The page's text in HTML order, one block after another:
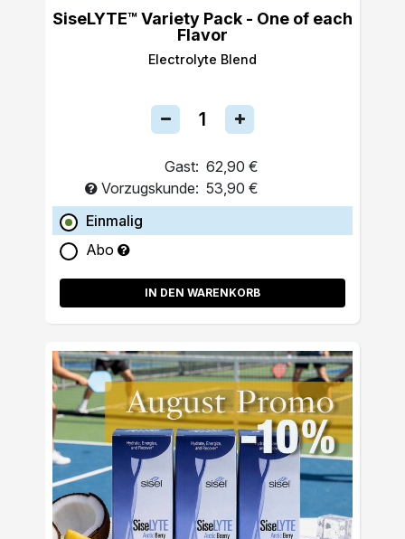
SiseLYTE™ Variety Pack - One of each
Flavor
Electrolyte Blend
Gast: 62,90 €
Vorzugskunde: 53,90 €
Einmalig
Abo
IN DEN WARENKORB